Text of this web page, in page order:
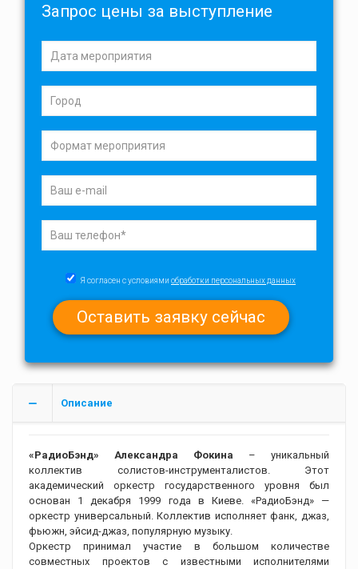
Запрос цены за выступление
Я согласен с условиями обработки персональных данных
Описание
«РадиоБэнд» Александра Фокина – уникальный
коллектив солистов-инструменталистов. Этот
академический оркестр государственного уровня был
основан 1 декабря 1999 года в Киеве. «РадиоБэнд» —
оркестр универсальный. Коллектив исполняет фанк, джаз,
фьюжн, эйсид-джаз, популярную музыку.
Оркестр принимал участие в большом количестве
совместных проектов с известными исполнителями